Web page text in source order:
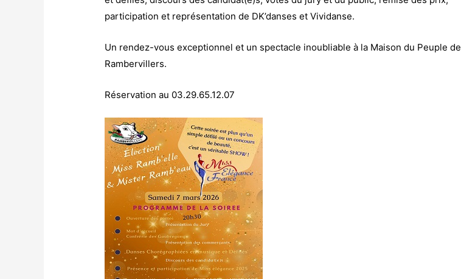
participation et représentation de DK’danses et Vividanse.
Un rendez-vous exceptionnel et un spectacle inoubliable à la Maison du Peuple de
Rambervillers.
Réservation au 03.29.65.12.07